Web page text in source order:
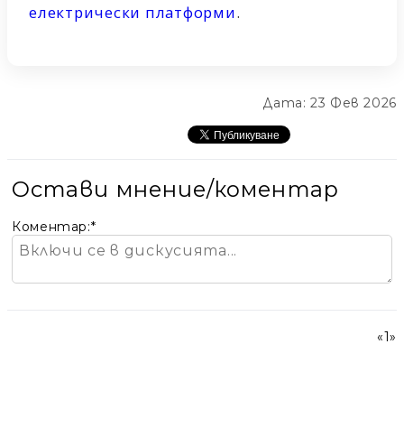
електрически платформи.
Дата: 23 Фев 2026
Остави мнение/коментар
Коментар:*
«1»